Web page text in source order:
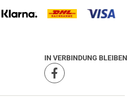
IN VERBINDUNG BLEIBEN